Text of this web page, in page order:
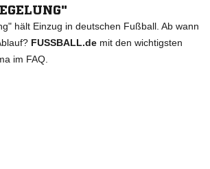
hält Einzug in deutschen Fußball. Ab wann
FUSSBALL.de mit den wichtigsten
im FAQ.